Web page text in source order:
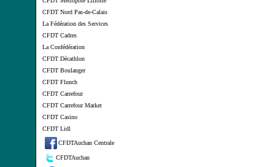
CFDT Nord Pas-de-Calais
La Fédération des Services
CFDT Cadres
La Confédération
CFDT Décathlon
CFDT Boulanger
CFDT Flunch
CFDT Carrefour
CFDT Carrefour Market
CFDT Casino
CFDT Lidl
CFDTAuchan Centrale
CFDTAuchan